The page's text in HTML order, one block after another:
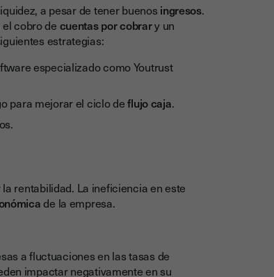
a pesar de tener buenos ingresos.
cobro de cuentas por cobrary un
estrategias:
especializado como Youtrust
para mejorar el ciclo deflujo caja.
rentabilidad. La ineficiencia en este
de la empresa.
a fluctuaciones en las tasas de
impactar negativamente en su